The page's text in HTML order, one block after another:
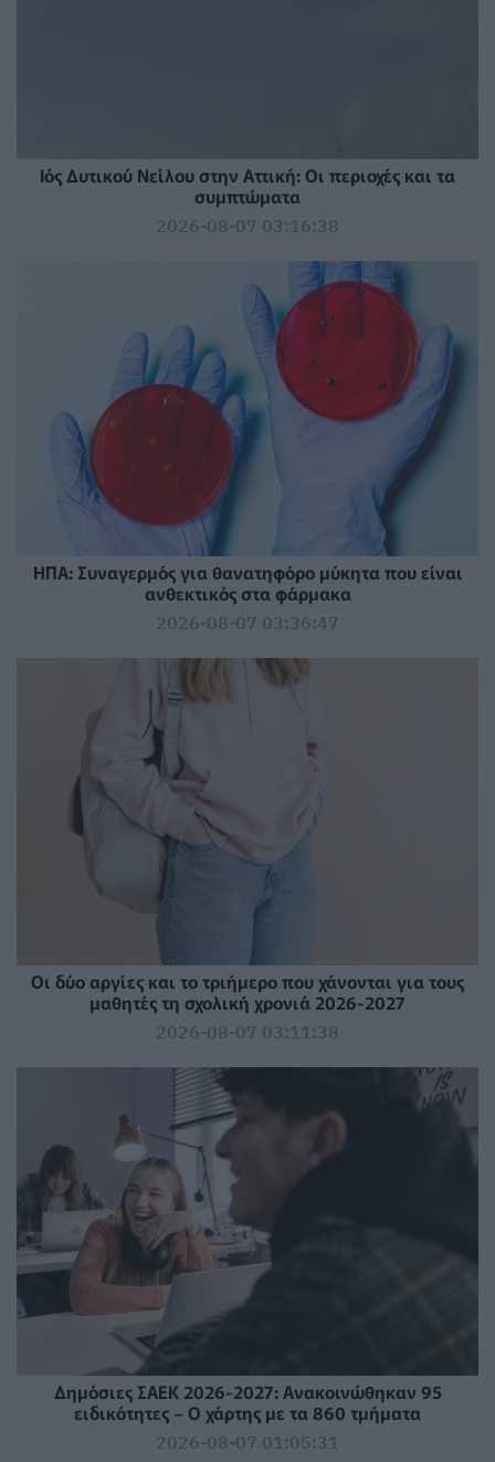
Ιός Δυτικού Νείλου στην Αττική: Οι περιοχές και τα
συμπτώματα
2026-08-07 03:16:38
ΗΠΑ: Συναγερμός για θανατηφόρο μύκητα που είναι
ανθεκτικός στα φάρμακα
2026-08-07 03:36:47
Οι δύο αργίες και το τριήμερο που χάνονται για τους
μαθητές τη σχολική χρονιά 2026-2027
2026-08-07 03:11:38
Δημόσιες ΣΑΕΚ 2026-2027: Ανακοινώθηκαν 95
ειδικότητες – Ο χάρτης με τα 860 τμήματα
2026-08-07 01:05:31